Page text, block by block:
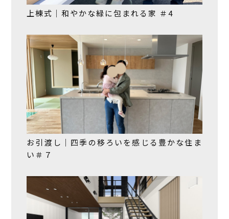
上棟式｜和やかな緑に包まれる家 ＃4
お引渡し｜四季の移ろいを感じる豊かな住ま
い＃７